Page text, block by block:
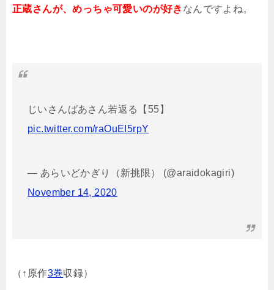
正蔵さんが、めっちゃ可愛いのが好き なんですよね。
じいさんばあさん若返る【55】
pic.twitter.com/raOuEI5rpY
— あらいどかぎり（新挑限） (@araidokagiri)
November 14, 2020
（↑原作3巻収録）